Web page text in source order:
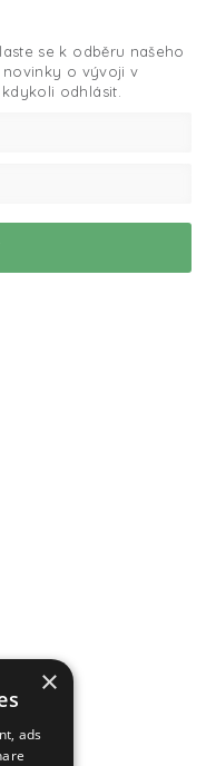
se k odběru našeho
novinky o vývoji v
odhlásit.
×
ads